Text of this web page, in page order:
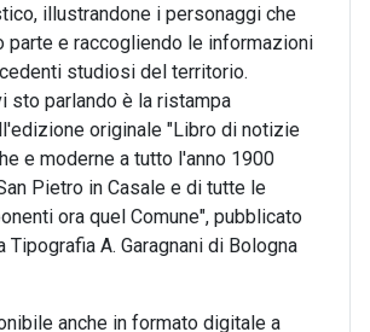
illustrandone i personaggi che
parte e raccogliendo le informazioni
studiosi del territorio.
sto parlando è la ristampa
originale "Libro di notizie
e moderne a tutto l'anno 1900
Pietro in Casale e di tutte le
ora quel Comune", pubblicato
Tipografia A. Garagnani di Bologna
anche in formato digitale a